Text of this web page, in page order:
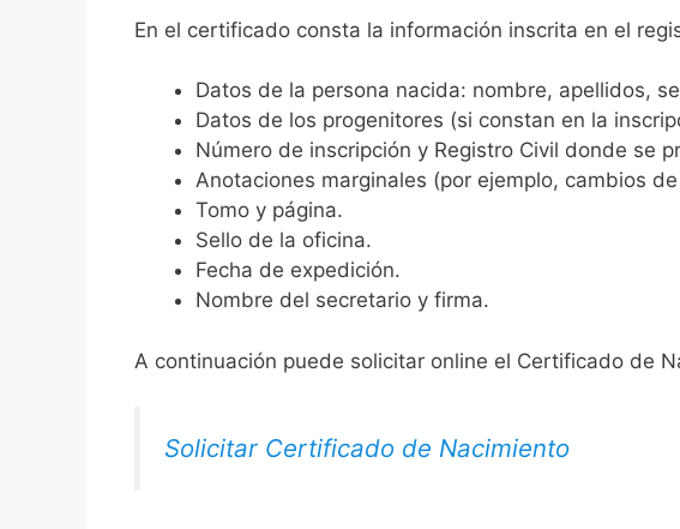
En el certificado consta la información inscrita en el
Datos de la persona nacida: nombre, apellidos,
Datos de los progenitores (si constan en la
Número de inscripción y Registro Civil donde se
Anotaciones marginales (por ejemplo, cambios
Tomo y página.
Sello de la oficina.
Fecha de expedición.
Nombre del secretario y firma.
A continuación puede solicitar online el Certificado de
Solicitar Certificado de Nacimiento